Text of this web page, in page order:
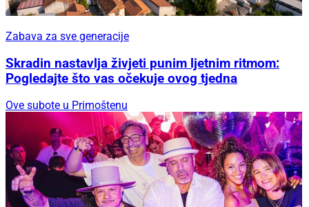
Zabava za sve generacije
Skradin nastavlja živjeti punim ljetnim ritmom:
Pogledajte što vas očekuje ovog tjedna
Ove subote u Primoštenu